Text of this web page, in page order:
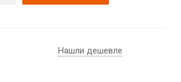
Нашли дешевле